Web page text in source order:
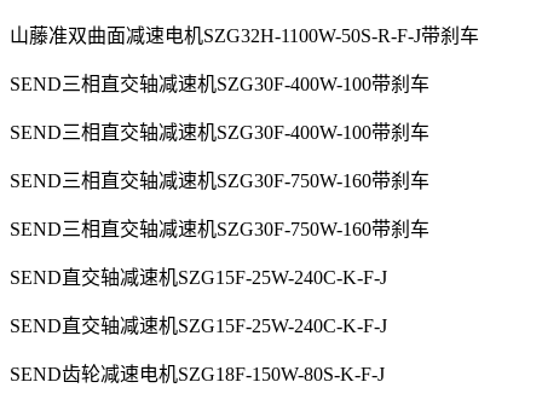
山藤准双曲面减速电机SZG32H-1100W-50S-R-F-J带刹车
SEND三相直交轴减速机SZG30F-400W-100带刹车
SEND三相直交轴减速机SZG30F-400W-100带刹车
SEND三相直交轴减速机SZG30F-750W-160带刹车
SEND三相直交轴减速机SZG30F-750W-160带刹车
SEND直交轴减速机SZG15F-25W-240C-K-F-J
SEND直交轴减速机SZG15F-25W-240C-K-F-J
SEND齿轮减速电机SZG18F-150W-80S-K-F-J